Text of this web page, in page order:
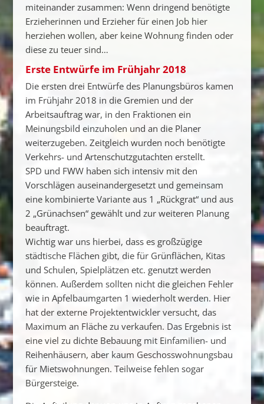
miteinander zusammen: Wenn dringend benötigte
Erzieherinnen und Erzieher für einen Job hier
herziehen wollen, aber keine Wohnung finden oder
diese zu teuer sind…
Erste Entwürfe im Frühjahr 2018
Die ersten drei Entwürfe des Planungsbüros kamen
im Frühjahr 2018 in die Gremien und der
Arbeitsauftrag war, in den Fraktionen ein
Meinungsbild einzuholen und an die Planer
weiterzugeben. Zeitgleich wurden noch benötigte
Verkehrs- und Artenschutzgutachten erstellt.
SPD und FWW haben sich intensiv mit den
Vorschlägen auseinandergesetzt und gemeinsam
eine kombinierte Variante aus 1 „Rückgrat“ und aus
2 „Grünachsen“ gewählt und zur weiteren Planung
beauftragt.
Wichtig war uns hierbei, dass es großzügige
städtische Flächen gibt, die für Grünflächen, Kitas
und Schulen, Spielplätzen etc. genutzt werden
können. Außerdem sollten nicht die gleichen Fehler
wie in Apfelbaumgarten 1 wiederholt werden. Hier
hat der externe Projektentwickler versucht, das
Maximum an Fläche zu verkaufen. Das Ergebnis ist
eine viel zu dichte Bebauung mit Einfamilien- und
Reihenhäusern, aber kaum Geschosswohnungsbau
für Mietswohnungen. Teilweise fehlen sogar
Bürgersteige.